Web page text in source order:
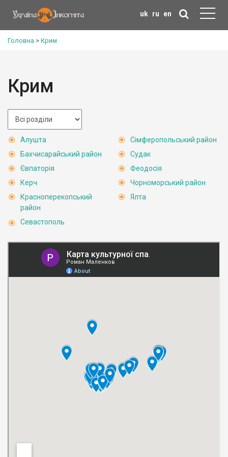
uk ru en
Головна > Крим
Крим
Алушта
Бахчисарайський район
Євпаторія
Керч
Красноперекопський
район
Севастополь
Сімферопольський район
Судак
Феодосія
Чорноморський район
Ялта